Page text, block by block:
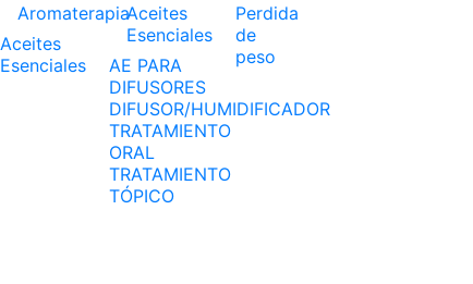
Aromaterapia
Aceites
Esenciales
Aceites
Esenciales
AE PARA
DIFUSORES
DIFUSOR/HUMIDIFICADOR
TRATAMIENTO
ORAL
TRATAMIENTO
TÓPICO
Perdida
de
peso